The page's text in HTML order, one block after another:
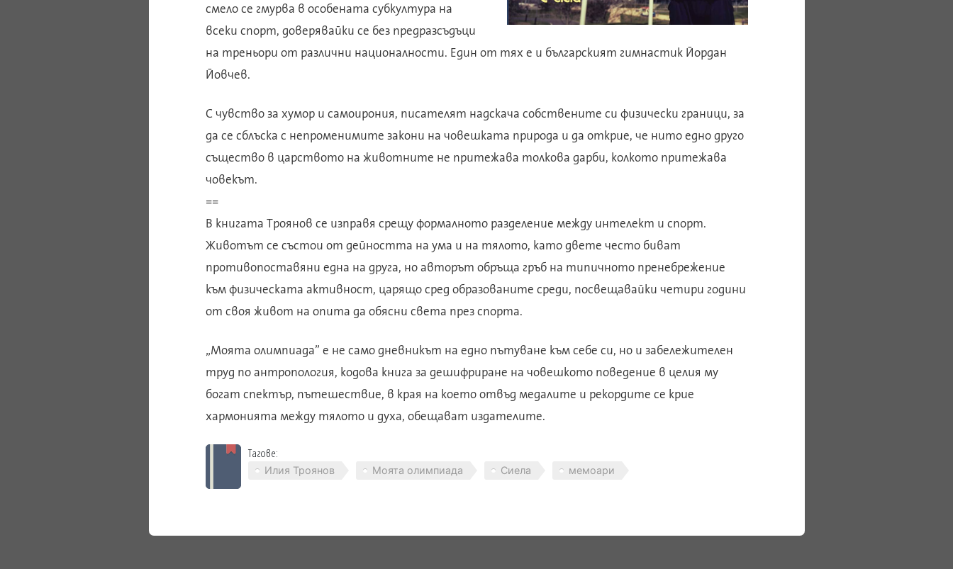
смело се гмурва в особената субкултура на
всеки спорт, доверявайки се без предразсъдъци
на треньори от различни националности. Един от тях е и българският гимнастик Йордан
Йовчев.
С чувство за хумор и самоирония, писателят надскача собствените си физически граници, за
да се сблъска с непроменимите закони на човешката природа и да открие, че нито едно друго
същество в царството на животните не притежава толко­ва дарби, колкото притежава
човекът.
==
В книгата Троянов се изправя срещу формалното разделение между интелект и спорт.
Животът се състои от дейността на ума и на тялото, като двете често биват
противопоставяни една на друга, но авторът обръща гръб на типичното пренебрежение
към физическата активност, царящо сред образованите среди, посвещавайки четири години
от своя живот на опита да обясни света през спорта.
„Моята олимпиада” е не само дневникът на едно пътуване към себе си, но и забележителен
труд по антропология, кодова книга за дешифриране на човешкото поведение в целия му
богат спектър, пътешествие, в края на което отвъд медалите и рекордите се крие
хармонията между тялото и духа, обещават издателите.
Тагове:
Илия Троянов Моята олимпиада Сиела мемоари